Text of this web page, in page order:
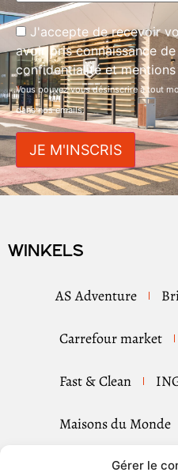
Gérer le
J'accepte de recevoir
avoir pris connaissance
confidentialité et mentions
Vous pouvez vous désinscrire à tout
dans nos emails.
Winkels
AS Adventure
Carrefour market
Fast & Clean
Maisons du Monde
Mister Minit